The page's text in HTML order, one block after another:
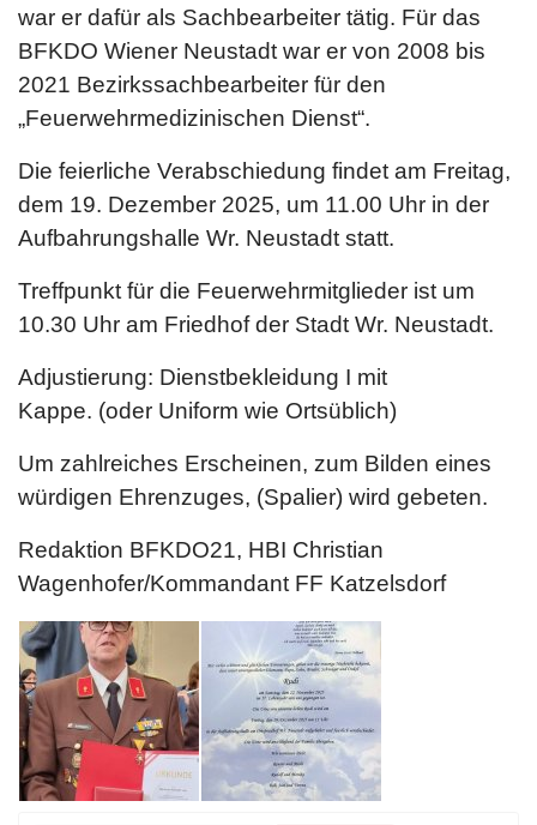
war er dafür als Sachbearbeiter tätig. Für das
BFKDO Wiener Neustadt war er von 2008 bis
2021 Bezirkssachbearbeiter für den
„Feuerwehrmedizinischen Dienst“.
Die feierliche Verabschiedung findet am Freitag,
dem 19. Dezember 2025, um 11.00 Uhr in der
Aufbahrungshalle Wr. Neustadt statt.
Treffpunkt für die Feuerwehrmitglieder ist um
10.30 Uhr am Friedhof der Stadt Wr. Neustadt.
Adjustierung: Dienstbekleidung I mit
Kappe. (oder Uniform wie Ortsüblich)
Um zahlreiches Erscheinen, zum Bilden eines
würdigen Ehrenzuges, (Spalier) wird gebeten.
Redaktion BFKDO21, HBI Christian
Wagenhofer/Kommandant FF Katzelsdorf